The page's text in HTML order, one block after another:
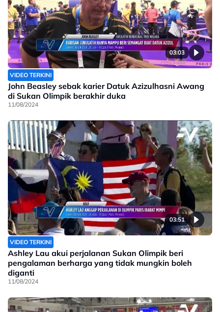
03:03
VIDEO TERKINI
John Beasley sebak karier Datuk Azizulhasni Awang
di Sukan Olimpik berakhir duka
11/08/2024
03:51
VIDEO TERKINI
Ashley Lau akui perjalanan Sukan Olimpik beri
pengalaman berharga yang tidak mungkin boleh
diganti
11/08/2024